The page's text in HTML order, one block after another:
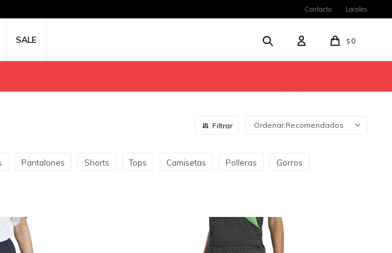
SALE $ 0
Contacto Locales
Recomendados
Pantalones Shorts Tops Camisetas Polleras Gorros